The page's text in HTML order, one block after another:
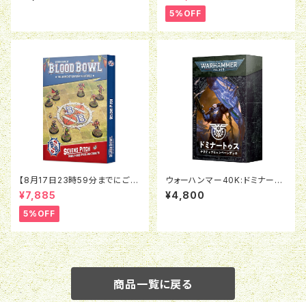
ーチアーミー
5%OFF
【8月17日23時59分までにご予
約で5％OFF】ブラッドボウル：セ
ヴンズピッチ（2026）
¥7,885
5%OFF
ウォーハンマー40K:ドミナート
ゥス・アルマゲドン（日本語版）
¥4,800
商品一覧に戻る